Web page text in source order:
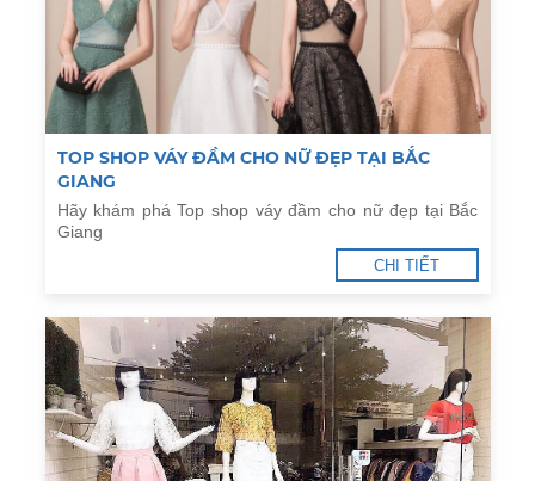
TOP SHOP VÁY ĐẦM CHO NỮ ĐẸP TẠI BẮC
GIANG
Hãy khám phá Top shop váy đầm cho nữ đẹp tại Bắc
Giang
CHI TIẾT